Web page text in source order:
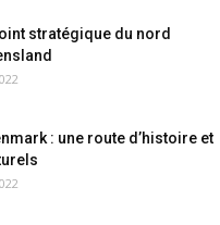
stratégique du nord
: une route d’histoire et